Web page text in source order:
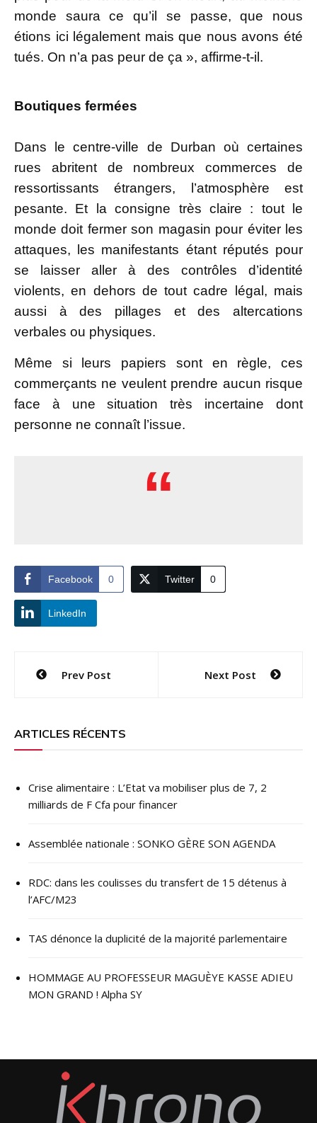
monde saura ce qu’il se passe, que nous
étions ici légalement mais que nous avons été
tués. On n’a pas peur de ça », affirme-t-il.
Boutiques fermées
Dans le centre-ville de Durban où certaines
rues abritent de nombreux commerces de
ressortissants étrangers, l’atmosphère est
pesante. Et la consigne très claire : tout le
monde doit fermer son magasin pour éviter les
attaques, les manifestants étant réputés pour
se laisser aller à des contrôles d’identité
violents, en dehors de tout cadre légal, mais
aussi à des pillages et des altercations
verbales ou physiques.
Même si leurs papiers sont en règle, ces
commerçants ne veulent prendre aucun risque
face à une situation très incertaine dont
personne ne connaît l’issue.
Facebook 0 Twitter 0
LinkedIn
Navigation
l’article
Prev Post Next Post
ARTICLES RÉCENTS
Crise alimentaire : L’Etat va mobiliser plus de 7, 2
milliards de F Cfa pour financer
Assemblée nationale : SONKO GÈRE SON AGENDA
RDC: dans les coulisses du transfert de 15 détenus à
l’AFC/M23
TAS dénonce la duplicité de la majorité parlementaire
HOMMAGE AU PROFESSEUR MAGUÈYE KASSE ADIEU
MON GRAND ! Alpha SY